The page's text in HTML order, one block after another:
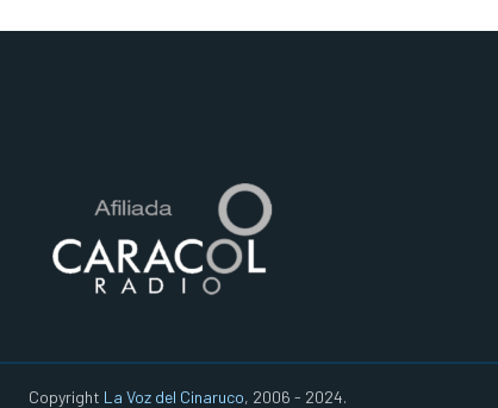
Copyright La Voz del Cinaruco, 2006 - 2024.